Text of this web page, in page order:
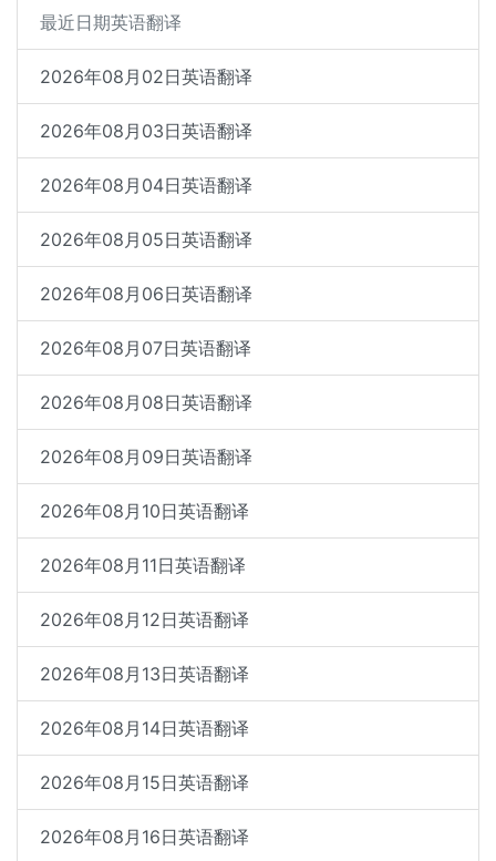
最近日期英语翻译
2026年08月02日英语翻译
2026年08月03日英语翻译
2026年08月04日英语翻译
2026年08月05日英语翻译
2026年08月06日英语翻译
2026年08月07日英语翻译
2026年08月08日英语翻译
2026年08月09日英语翻译
2026年08月10日英语翻译
2026年08月11日英语翻译
2026年08月12日英语翻译
2026年08月13日英语翻译
2026年08月14日英语翻译
2026年08月15日英语翻译
2026年08月16日英语翻译